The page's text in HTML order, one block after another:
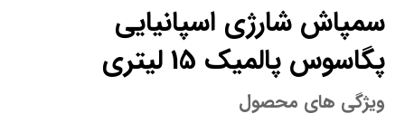
سمپاش شارژی اسپانیایی
پگاسوس پالمیک 15 لیتری
ویژگی های محصول